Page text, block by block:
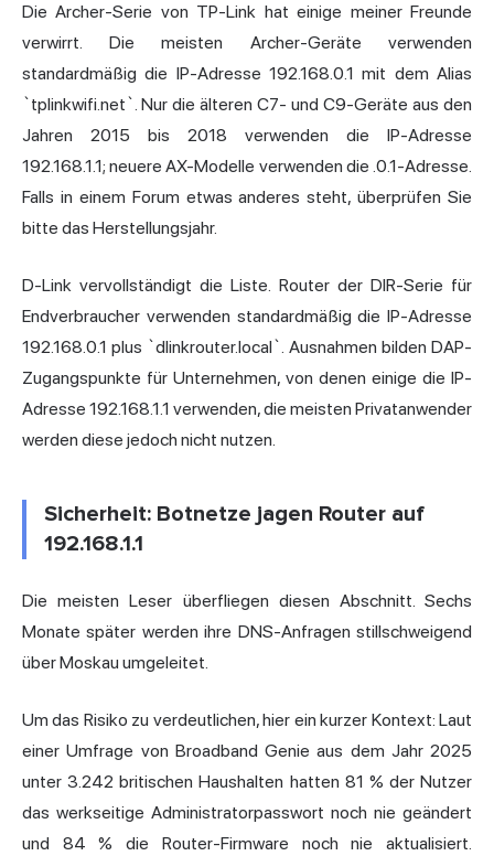
Die Archer-Serie von TP-Link hat einige meiner Freunde
verwirrt. Die meisten Archer-Geräte verwenden
standardmäßig die IP-Adresse 192.168.0.1 mit dem Alias
`tplinkwifi.net`. Nur die älteren C7- und C9-Geräte aus den
Jahren 2015 bis 2018 verwenden die IP-Adresse
192.168.1.1; neuere AX-Modelle verwenden die .0.1-Adresse.
Falls in einem Forum etwas anderes steht, überprüfen Sie
bitte das Herstellungsjahr.
D-Link vervollständigt die Liste. Router der DIR-Serie für
Endverbraucher verwenden standardmäßig die IP-Adresse
192.168.0.1 plus `dlinkrouter.local`. Ausnahmen bilden DAP-
Zugangspunkte für Unternehmen, von denen einige die IP-
Adresse 192.168.1.1 verwenden, die meisten Privatanwender
werden diese jedoch nicht nutzen.
Sicherheit: Botnetze jagen Router auf
192.168.1.1
Die meisten Leser überfliegen diesen Abschnitt. Sechs
Monate später werden ihre DNS-Anfragen stillschweigend
über Moskau umgeleitet.
Um das Risiko zu verdeutlichen, hier ein kurzer Kontext: Laut
einer Umfrage von Broadband Genie aus dem Jahr 2025
unter 3.242 britischen Haushalten hatten 81 % der Nutzer
das werkseitige Administratorpasswort noch nie geändert
und 84 % die Router-Firmware noch nie aktualisiert.